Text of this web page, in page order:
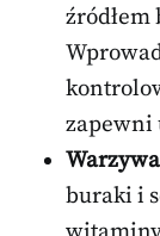
źródłem
zapewni
buraki i